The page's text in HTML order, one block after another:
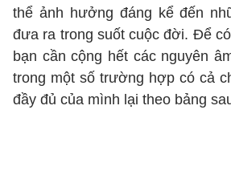
thể ảnh hưởng đáng kể đến
đưa ra trong suốt cuộc đời. Để
bạn cần cộng hết các nguyên
trong một số trường hợp có cả
đầy đủ của mình lại theo bảng